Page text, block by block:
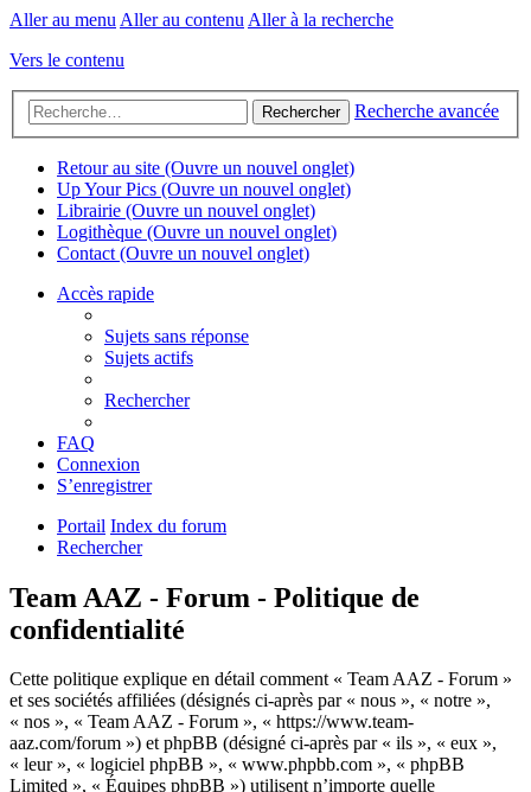
Aller au menu Aller au contenu Aller à la recherche
Vers le contenu
Rechercher Recherche avancée
Retour au site (Ouvre un nouvel onglet)
Up Your Pics (Ouvre un nouvel onglet)
Librairie (Ouvre un nouvel onglet)
Logithèque (Ouvre un nouvel onglet)
Contact (Ouvre un nouvel onglet)
Accès rapide
Sujets sans réponse
Sujets actifs
Rechercher
FAQ
Connexion
S’enregistrer
Portail Index du forum
Rechercher
Team AAZ - Forum - Politique de
confidentialité
Cette politique explique en détail comment « Team AAZ - Forum »
et ses sociétés affiliées (désignés ci-après par « nous », « notre »,
« nos », « Team AAZ - Forum », « https://www.team-
aaz.com/forum ») et phpBB (désigné ci-après par « ils », « eux »,
« leur », « logiciel phpBB », « www.phpbb.com », « phpBB
Limited », « Équipes phpBB ») utilisent n’importe quelle